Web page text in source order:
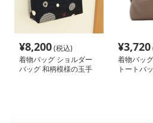
¥8,200(税込)
着物バッグ ショルダー
バッグ 和柄模様の玉手
¥3,720
着物バッ
トートバ